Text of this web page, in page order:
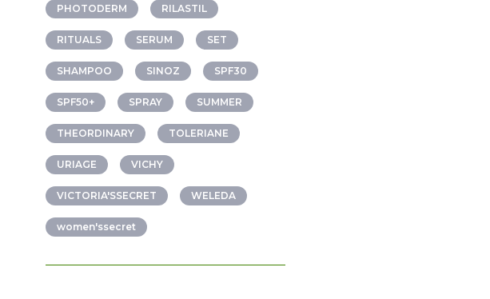
PHOTODERM RILASTIL
RITUALS SERUM SET
SHAMPOO SINOZ SPF30
SPF50+ SPRAY SUMMER
THEORDINARY TOLERIANE
URIAGE VICHY
VICTORIA'SSECRET WELEDA
women'ssecret